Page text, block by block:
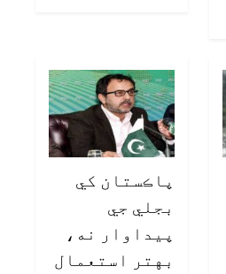
پاڪستان کي
بجلي جي
پيداوار نه،
بهتر استعمال